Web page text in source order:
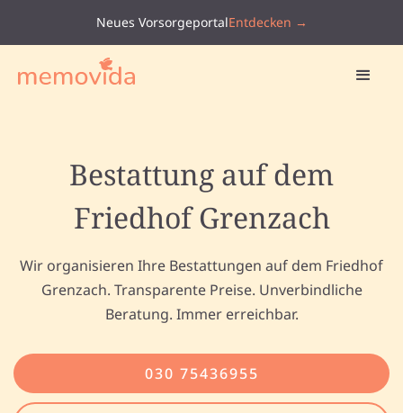
Neues VorsorgeportalEntdecken →
Bestattung auf dem
Friedhof Grenzach
Wir organisieren Ihre Bestattungen auf dem Friedhof
Grenzach. Transparente Preise. Unverbindliche
Beratung. Immer erreichbar.
030 75436955